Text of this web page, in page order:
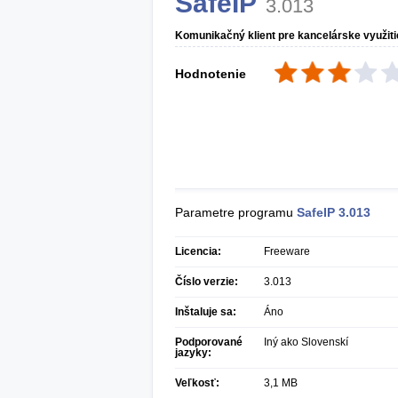
3.013
Komunikačný klient pre kancelárske
Hodnotenie
Parametre programu SafeIP 3.013
Licencia: Freeware
Číslo verzie: 3.013
Inštaluje sa: Áno
Podporované
jazyky:
Iný ako Slovenskí
Veľkosť: 3,1 MB